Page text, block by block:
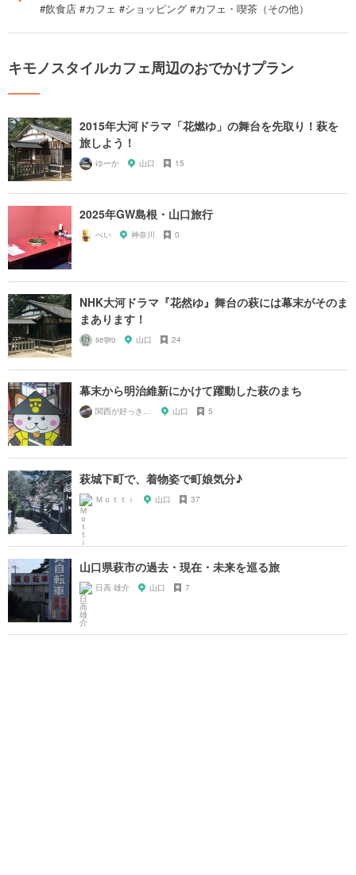
#飲食店 #カフェ #ショッピング #カフェ・喫茶（その他）
キモノスタイルカフェ周辺のおでかけプラン
2015年大河ドラマ「花燃ゆ」の舞台を先取り！萩を
旅しよう！
ゆーか 山口 15
2025年GW島根・山口旅行
ぺい 神奈川 0
NHK大河ドラマ『花然ゆ』舞台の萩には幕末がそのま
まあります！
seijiro 山口 24
幕末から明治維新にかけて躍動した萩のまち
関西が好っきゃねん 山口 5
萩城下町で、着物姿で町娘気分♪
Ｍｏｔｔｉ 山口 37
山口県萩市の過去・現在・未来を巡る旅
日高 雄介 山口 7